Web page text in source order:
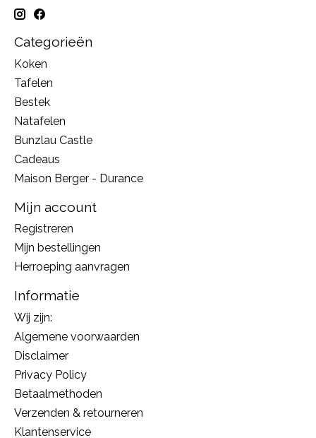
Categorieën
Koken
Tafelen
Bestek
Natafelen
Bunzlau Castle
Cadeaus
Maison Berger - Durance
Mijn account
Registreren
Mijn bestellingen
Herroeping aanvragen
Informatie
Wij zijn:
Algemene voorwaarden
Disclaimer
Privacy Policy
Betaalmethoden
Verzenden & retourneren
Klantenservice